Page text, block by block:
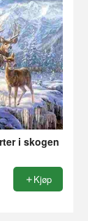
i skogen
Kjøp